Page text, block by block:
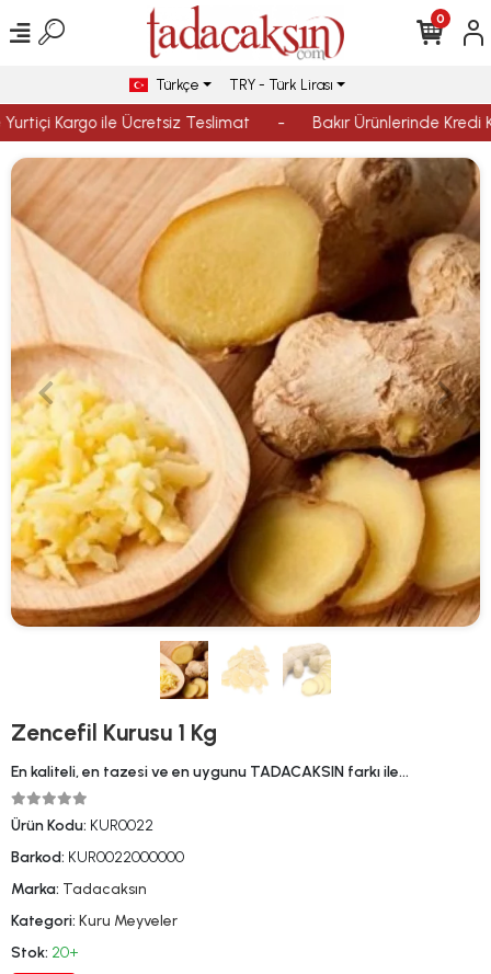
Kargo ile Ücretsiz Teslimat Bakır Ürünlerinde Kredi
0
Türkçe TRY - Türk Lirası
Zencefil Kurusu 1 Kg
En kaliteli, en tazesi ve en uygunu TADACAKSIN farkı ile…
Ürün Kodu: KUR0022
Barkod: KUR0022000000
Marka: Tadacaksın
Kategori: Kuru Meyveler
Stok: 20+